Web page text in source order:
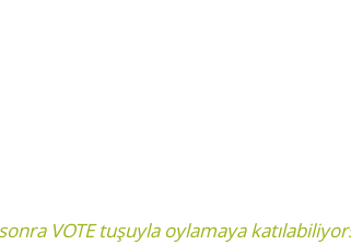
VOTE tuşuyla oylamaya